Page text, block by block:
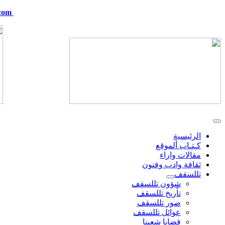
الرئيسية
كـتـاب ألموقع
مقالات واراء
ثقافة وادب وفنون
تللسقف
شؤون تللسقف
تأريخ تللسقف
صور تللسقف
عوائل تللسقف
قضايا شعبنا